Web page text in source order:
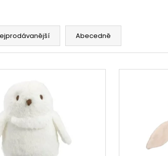
Abecedně
Doporučujeme
ČOKOLÁDOVÁ ŽABKA 15 G, HARRY